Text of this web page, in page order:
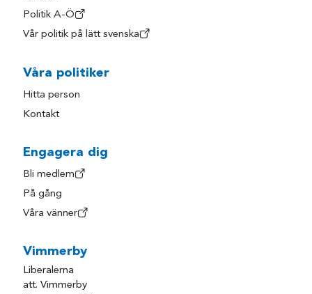
Politik A-Ö
Vår politik på lätt svenska
Våra politiker
Hitta person
Kontakt
Engagera dig
Bli medlem
På gång
Våra vänner
Vimmerby
Liberalerna
att. Vimmerby